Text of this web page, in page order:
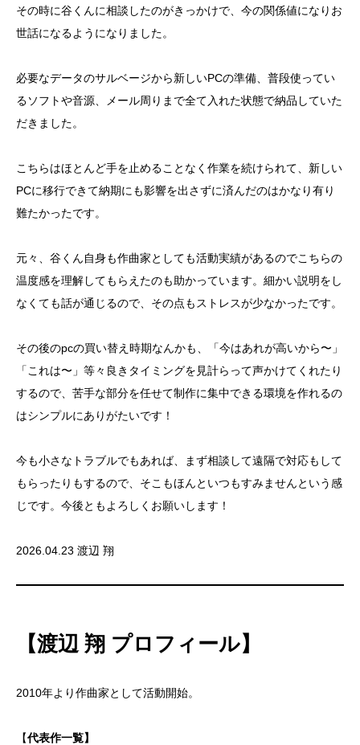
その時に谷くんに相談したのがきっかけで、今の関係値になりお
世話になるようになりました。
必要なデータのサルベージから新しいPCの準備、普段使ってい
るソフトや音源、メール周りまで全て入れた状態で納品していた
だきました。
こちらはほとんど手を止めることなく作業を続けられて、新しい
PCに移行できて納期にも影響を出さずに済んだのはかなり有り
難たかったです。
元々、谷くん自身も作曲家としても活動実績があるのでこちらの
温度感を理解してもらえたのも助かっています。細かい説明をし
なくても話が通じるので、その点もストレスが少なかったです。
その後のpcの買い替え時期なんかも、「今はあれが高いから〜」
「これは〜」等々良きタイミングを見計らって声かけてくれたり
するので、苦手な部分を任せて制作に集中できる環境を作れるの
はシンプルにありがたいです！
今も小さなトラブルでもあれば、まず相談して遠隔で対応もして
もらったりもするので、そこもほんといつもすみませんという感
じです。今後ともよろしくお願いします！
2026.04.23 渡辺 翔
【渡辺 翔 プロフィール】
2010年より作曲家として活動開始。
【代表作一覧】